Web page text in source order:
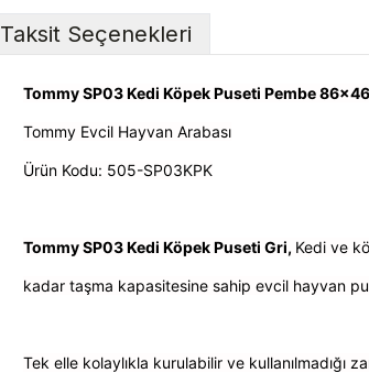
Taksit Seçenekleri
Tommy SP03 Kedi Köpek Puseti Pembe
Tommy Evcil Hayvan Arabası
Ürün Kodu: 505-SP03KPK
Tommy SP03 Kedi Köpek Puseti Gri, Kedi ve
kadar taşma kapasitesine sahip evcil hayvan
Tek elle kolaylıkla kurulabilir ve kullanılmadığı